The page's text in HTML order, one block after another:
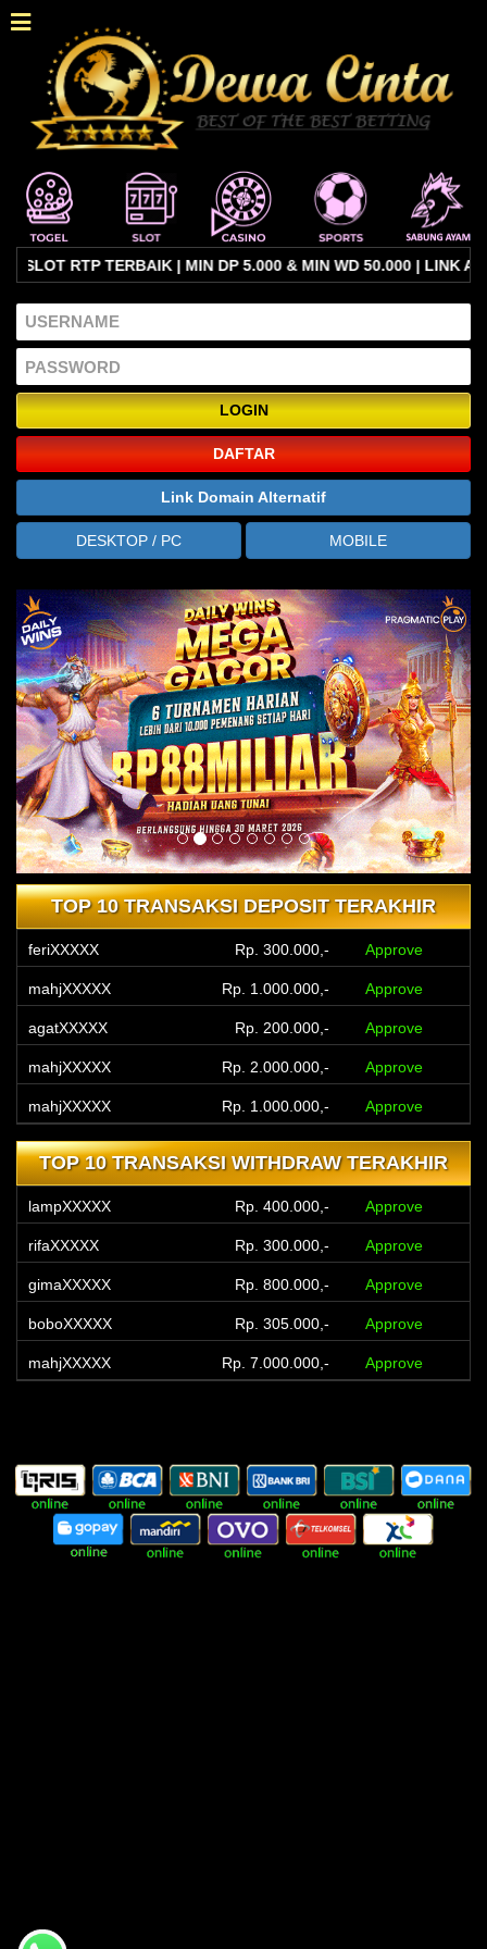
RTP TERBAIK | MIN DP 5.000 & MIN WD 50.000 | LINK
DAFTAR
Link Domain Alternatif
DESKTOP / PC MOBILE
TOP 10 TRANSAKSI DEPOSIT TERAKHIR
feriXXXXX Rp. 300.000,- Approve
mahjXXXXX Rp. 1.000.000,- Approve
agatXXXXX Rp. 200.000,- Approve
mahjXXXXX Rp. 2.000.000,- Approve
mahjXXXXX Rp. 1.000.000,- Approve
dcjiXXXXX Rp. 265.197,- Approve
antoXXXXX Rp. 80.000,- Approve
mahjXXXXX Rp. 2.000.000,- Approve
l116XXXXX Rp. 100.000,- Approve
boboXXXXX Rp. 300.000,- Approve
TOP 10 TRANSAKSI WITHDRAW TERAKHIR
lampXXXXX Rp. 400.000,- Approve
rifaXXXXX Rp. 300.000,- Approve
gimaXXXXX Rp. 800.000,- Approve
boboXXXXX Rp. 305.000,- Approve
mahjXXXXX Rp. 7.000.000,- Approve
kupeXXXXX Rp. 500.000,- Approve
jhonXXXXX Rp. 50.000,- Approve
gimaXXXXX Rp. 810.000,- Approve